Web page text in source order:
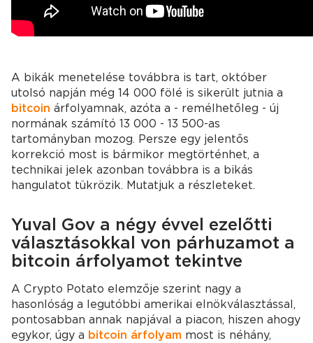
A bikák menetelése továbbra is tart, október
utolsó napján még 14 000 fölé is sikerült jutnia a
bitcoin árfolyamnak, azóta a - remélhetőleg - új
normának számító 13 000 - 13 500-as
tartományban mozog. Persze egy jelentős
korrekció most is bármikor megtörténhet, a
technikai jelek azonban továbbra is a bikás
hangulatot tükrözik. Mutatjuk a részleteket.
Yuval Gov a négy évvel ezelőtti
választásokkal von párhuzamot a
bitcoin árfolyamot tekintve
A Crypto Potato elemzője szerint nagy a
hasonlóság a legutóbbi amerikai elnökválasztással,
pontosabban annak napjával a piacon, hiszen ahogy
egykor, úgy a bitcoin árfolyam most is néhány,